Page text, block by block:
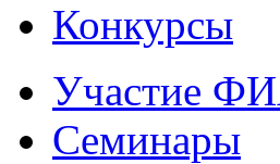
Конкурсы
Участие
Семинары